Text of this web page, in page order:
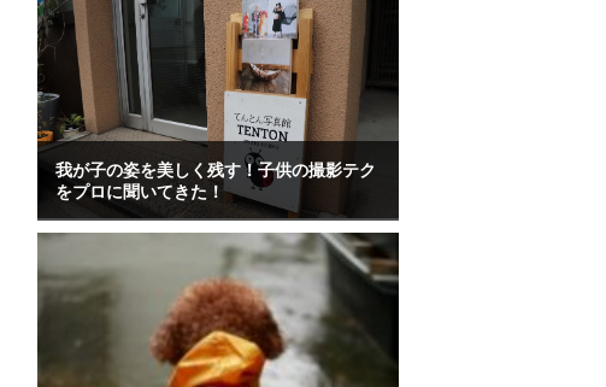
我が子の姿を美しく残す！子供の撮影テク
をプロに聞いてきた！